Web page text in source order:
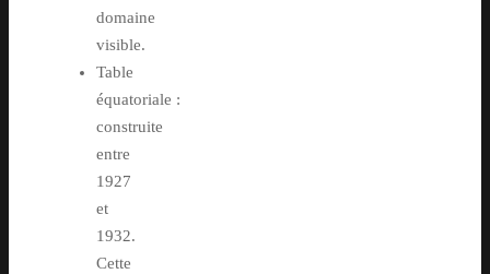
domaine
visible.
Table
équatoriale :
construite
entre
1927
et
1932.
Cette